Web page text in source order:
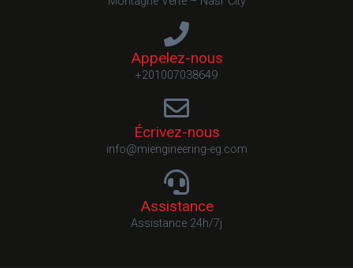
Appelez-nous
+201007038649
Écrivez-nous
info@miengineering-eg.com
Assistance
Assistance 24h/7j